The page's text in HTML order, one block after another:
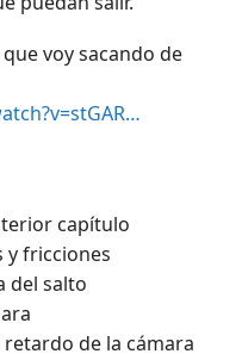
voy sacando de
capítulo
y fricciones
del salto
de la cámara